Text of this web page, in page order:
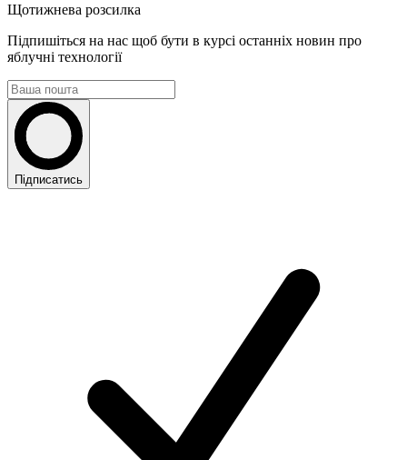
Щотижнева розсилка
Підпишіться на нас щоб бути в курсі останніх новин про
яблучні технології
Підписатись